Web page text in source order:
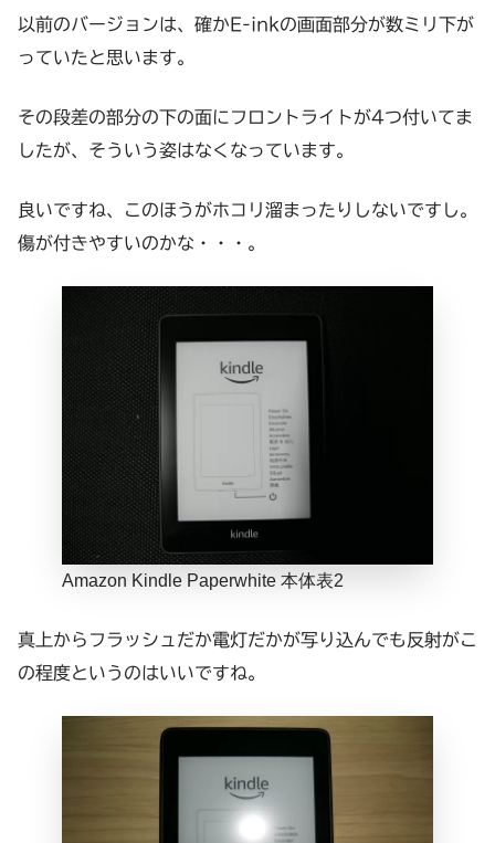
以前のバージョンは、確かE-inkの画面部分が数ミリ下が
っていたと思います。
その段差の部分の下の面にフロントライトが4つ付いてま
したが、そういう姿はなくなっています。
良いですね、このほうがホコリ溜まったりしないですし。
傷が付きやすいのかな・・・。
Amazon Kindle Paperwhite 本体表2
真上からフラッシュだか電灯だかが写り込んでも反射がこ
の程度というのはいいですね。